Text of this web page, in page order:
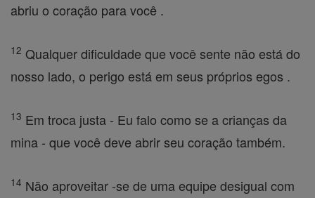
abriu o coração para você .
12 Qualquer dificuldade que você sente não está do
nosso lado, o perigo está em seus próprios egos .
13 Em troca justa - Eu falo como se a crianças da
mina - que você deve abrir seu coração também.
14 Não aproveitar -se de uma equipe desigual com